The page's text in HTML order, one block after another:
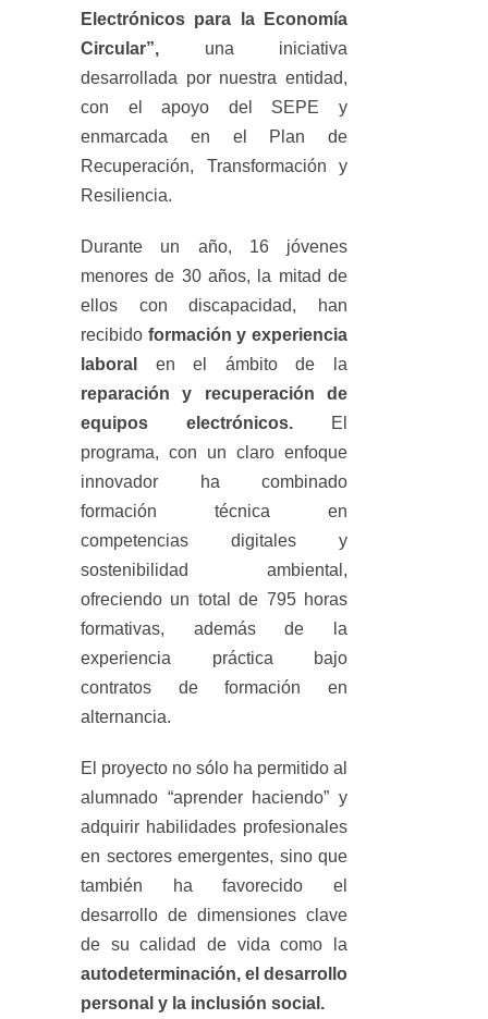
Electrónicos para la Economía
Circular”, una iniciativa
desarrollada por nuestra entidad,
con el apoyo del SEPE y
enmarcada en el Plan de
Recuperación, Transformación y
Resiliencia.
Durante un año, 16 jóvenes
menores de 30 años, la mitad de
ellos con discapacidad, han
recibido formación y experiencia
laboral en el ámbito de la
reparación y recuperación de
equipos electrónicos. El
programa, con un claro enfoque
innovador ha combinado
formación técnica en
competencias digitales y
sostenibilidad ambiental,
ofreciendo un total de 795 horas
formativas, además de la
experiencia práctica bajo
contratos de formación en
alternancia.
El proyecto no sólo ha permitido al
alumnado “aprender haciendo” y
adquirir habilidades profesionales
en sectores emergentes, sino que
también ha favorecido el
desarrollo de dimensiones clave
de su calidad de vida como la
autodeterminación, el desarrollo
personal y la inclusión social.